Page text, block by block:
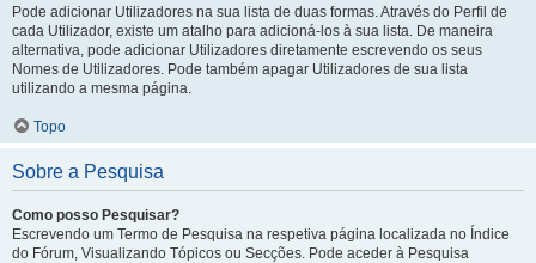
Pode adicionar Utilizadores na sua lista de duas formas. Através do Perfil de
cada Utilizador, existe um atalho para adicioná-los à sua lista. De maneira
alternativa, pode adicionar Utilizadores diretamente escrevendo os seus
Nomes de Utilizadores. Pode também apagar Utilizadores de sua lista
utilizando a mesma página.
Topo
Sobre a Pesquisa
Como posso Pesquisar?
Escrevendo um Termo de Pesquisa na respetiva página localizada no Índice
do Fórum, Visualizando Tópicos ou Secções. Pode aceder à Pesquisa